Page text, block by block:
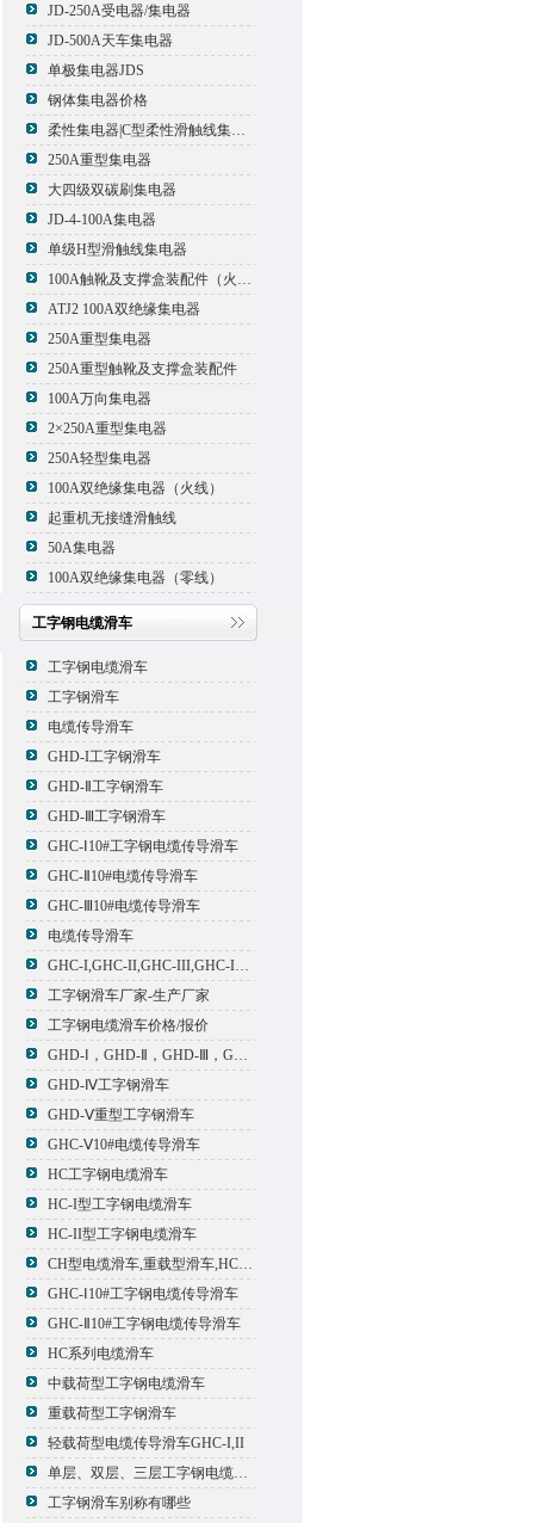
JD-250A受电器/集电器
JD-500A天车集电器
单极集电器JDS
钢体集电器价格
柔性集电器|C型柔性滑触线集电器
250A重型集电器
大四级双碳刷集电器
JD-4-100A集电器
单级H型滑触线集电器
100A触靴及支撑盒装配件（火线）
ATJ2 100A双绝缘集电器
250A重型集电器
250A重型触靴及支撑盒装配件
100A万向集电器
2×250A重型集电器
250A轻型集电器
100A双绝缘集电器（火线）
起重机无接缝滑触线
50A集电器
100A双绝缘集电器（零线）
工字钢电缆滑车
工字钢电缆滑车
工字钢滑车
电缆传导滑车
GHD-I工字钢滑车
GHD-Ⅱ工字钢滑车
GHD-Ⅲ工字钢滑车
GHC-Ⅰ10#工字钢电缆传导滑车
GHC-Ⅱ10#电缆传导滑车
GHC-Ⅲ10#电缆传导滑车
电缆传导滑车
GHC-I,GHC-II,GHC-III,GHC-IV,GHC-V电缆滑车
工字钢滑车厂家-生产厂家
工字钢电缆滑车价格/报价
GHD-Ⅰ，GHD-Ⅱ，GHD-Ⅲ，GHD-Ⅳ，GHD-Ⅴ工字钢滑车
GHD-Ⅳ工字钢滑车
GHD-Ⅴ重型工字钢滑车
GHC-Ⅴ10#电缆传导滑车
HC工字钢电缆滑车
HC-I型工字钢电缆滑车
HC-II型工字钢电缆滑车
CH型电缆滑车,重载型滑车,HC型滑车
GHC-Ⅰ10#工字钢电缆传导滑车
GHC-Ⅱ10#工字钢电缆传导滑车
HC系列电缆滑车
中载荷型工字钢电缆滑车
重载荷型工字钢滑车
轻载荷型电缆传导滑车GHC-I,II
单层、双层、三层工字钢电缆传导滑车
工字钢滑车别称有哪些